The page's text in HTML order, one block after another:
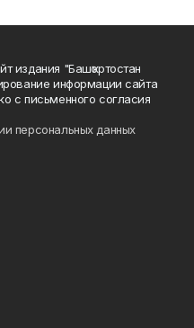
издания "Башҡортостан
информации сайта
с письменного согласия
персональных данных